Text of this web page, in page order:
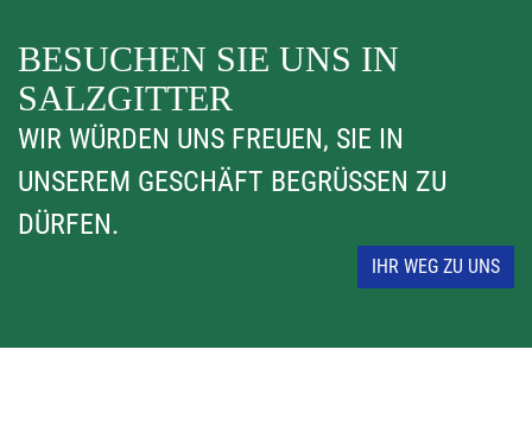
BESUCHEN SIE UNS IN
SALZGITTER
WIR WÜRDEN UNS FREUEN, SIE IN
UNSEREM GESCHÄFT BEGRÜSSEN ZU D
ÜRFEN.
IHR WEG ZU UNS